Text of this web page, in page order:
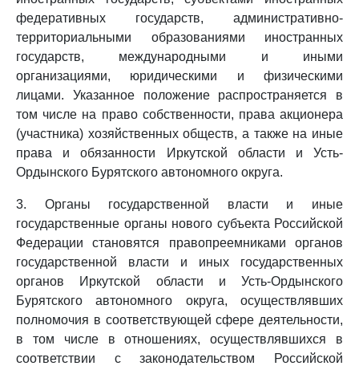
федеративных государств, административно-
территориальными образованиями иностранных
государств, международными и иными
организациями, юридическими и физическими
лицами. Указанное положение распространяется в
том числе на право собственности, права акционера
(участника) хозяйственных обществ, а также на иные
права и обязанности Иркутской области и Усть-
Ордынского Бурятского автономного округа.
3. Органы государственной власти и иные
государственные органы нового субъекта Российской
Федерации становятся правопреемниками органов
государственной власти и иных государственных
органов Иркутской области и Усть-Ордынского
Бурятского автономного округа, осуществлявших
полномочия в соответствующей сфере деятельности,
в том числе в отношениях, осуществлявшихся в
соответствии с законодательством Российской